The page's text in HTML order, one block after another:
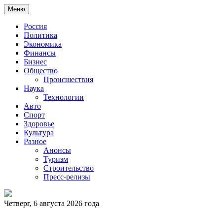
Меню
Россия
Политика
Экономика
Финансы
Бизнес
Общество
Происшествия
Наука
Технологии
Авто
Спорт
Здоровье
Культура
Разное
Анонсы
Туризм
Строительство
Пресс-релизы
Четверг, 6 августа 2026 года